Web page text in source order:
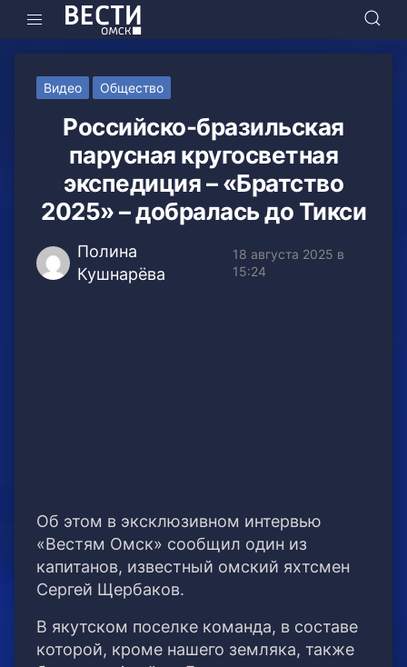
Видео Общество
Российско-бразильская
парусная кругосветная
экспедиция – «Братство
2025» – добралась до Тикси
Полина
Кушнарёва
18 августа 2025 в
15:24
Об этом в эксклюзивном интервью
«Вестям Омск» сообщил один из
капитанов, известный омский яхтсмен
Сергей Щербаков.
В якутском поселке команда, в составе
которой, кроме нашего земляка, также